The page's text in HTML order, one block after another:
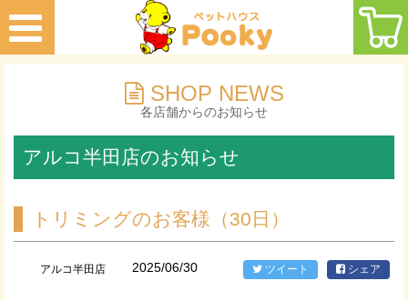
SHOP NEWS
各店舗からのお知らせ
アルコ半田店のお知らせ
トリミングのお客様（30日）
アルコ半田店 2025/06/30 ツイート シェア